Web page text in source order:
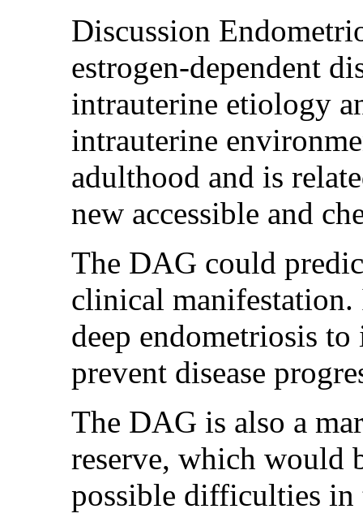
Discussion
estrogen-dependent
intrauterine etiology
intrauterine
adulthood and is
new accessible and
The DAG could
clinical
deep endometriosis
prevent disease
The DAG is also a
reserve, which would
possible difficulties